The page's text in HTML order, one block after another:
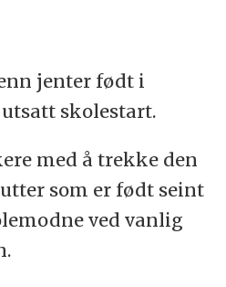
jenter født i
skolestart.
med å trekke den
som er født seint
ved vanlig